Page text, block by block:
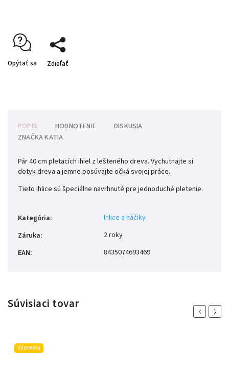
Opýtať sa Zdieľať
POPIS HODNOTENIE
DISKUSIA
ZNAČKAKATIA
Pár 40 cm pletacích ihiel z lešteného dreva. Vychutnajte si
dotyk dreva a jemne posúvajte očká svojej práce.
Tieto ihlice sú špeciálne navrhnuté pre jednoduché pletenie.
Kategória:
Ihlice a háčiky
Záruka:
2 roky
EAN: 8435074693469
Súvisiaci tovar
Previous
Výpredaj
Next